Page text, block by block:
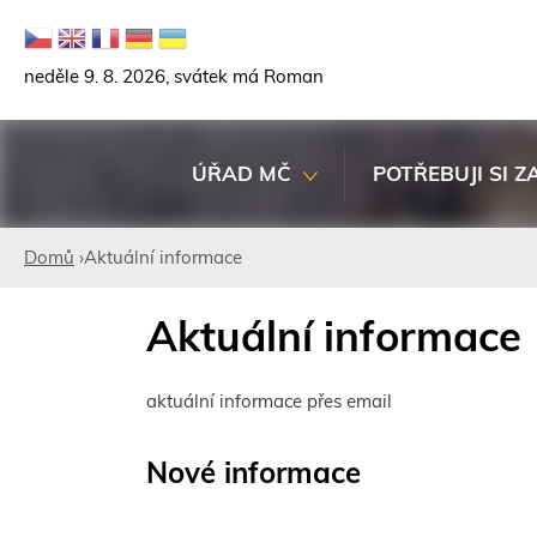
neděle 9. 8. 2026, svátek má Roman
ÚŘAD MČ POTŘEBUJI SI
Domů ›Aktuální informace
Aktuální informace
aktuální informace přes email
Nové informace